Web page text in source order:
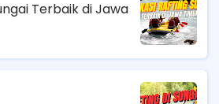
Terbaik di Jawa